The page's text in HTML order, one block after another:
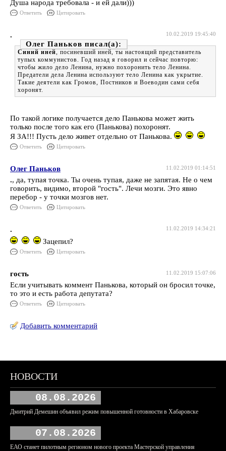
Душа народа требовала - и ей дали)))
Ответить Цитировать
10.02.2019 19:45:40
.
Олег Паньков
Синий иней, посиневший иней, ты настоящий представитель
тупых коммунистов. Год назад я говорил и сейчас повторю:
чтобы жило дело Ленина, нужно похоронить тело Ленина.
Предатели дела Ленина используют тело Ленина как укрытие.
Такие деятели как Громов, Постников и Воеводин сами себя
хоронят.
По такой логике получается дело Панькова может жить
только после того как его (Панькова) похоронят.
Я ЗА!!! Пусть дело живет отдельно от Панькова.
Ответить Цитировать
11.02.2019 01:14:51
Олег Паньков
., да, тупая точка. Ты очень тупая, даже не запятая. Не о чем
говорить, видимо, второй "гость". Лечи мозги. Это явно
перебор - у точки мозгов нет.
Ответить Цитировать
11.02.2019 14:34:21
.
Зацепил?
Ответить Цитировать
11.02.2019 15:07:06
гость
Если учитывать коммент Панькова, который он бросил точке,
то это и есть работа депутата?
Ответить Цитировать
Добавить комментарий
НОВОСТИ
08.08.2026
Дмитрий Демешин объявил режим повышенной готовности в Хабаровске
07.08.2026
ЕАО станет пилотным регионом нового проекта Мастерской управления